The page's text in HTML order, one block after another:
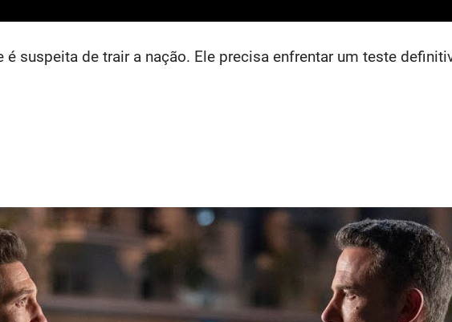
suspeita de trair a nação. Ele precisa enfrentar um teste